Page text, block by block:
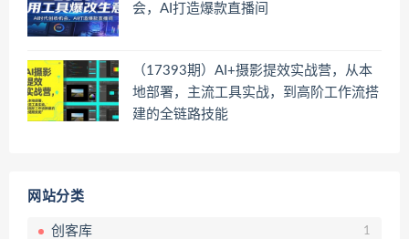
会，AI打造爆款直播间
（17393期）AI+摄影提效实战营，从本
地部署，主流工具实战，到高阶工作流搭
建的全链路技能
网站分类
创客库 1